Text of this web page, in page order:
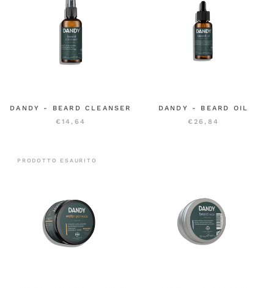
DANDY - BEARD CLEANSER
€14,64
DANDY - BEARD OIL
€26,84
PRODOTTO ESAURITO